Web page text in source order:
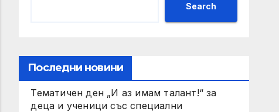
Search
Последни новини
Тематичен ден „И аз имам талант!“ за
деца и ученици със специални